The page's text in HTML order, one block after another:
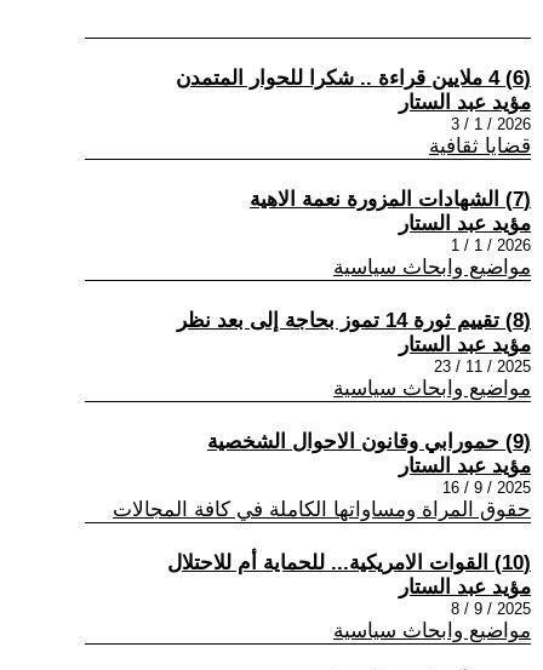
(6) 4 ملايين قراءة .. شكرا للحوار المتمدن
مؤيد عبد الستار
2026 / 1 / 3
قضايا ثقافية
(7) الشهادات المزورة نعمة الاهية
مؤيد عبد الستار
2026 / 1 / 1
مواضيع وابحاث سياسية
(8) تقييم ثورة 14 تموز بحاجة إلى بعد نظر
مؤيد عبد الستار
2025 / 11 / 23
مواضيع وابحاث سياسية
(9) حمورابي وقانون الاحوال الشخصية
مؤيد عبد الستار
2025 / 9 / 16
حقوق المراة ومساواتها الكاملة في كافة المجالات
(10) القوات الامريكية... للحماية أم للاحتلال
مؤيد عبد الستار
2025 / 9 / 8
مواضيع وابحاث سياسية